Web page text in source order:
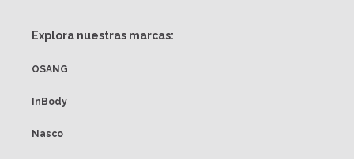
Explora nuestras marcas:
OSANG
InBody
Nasco